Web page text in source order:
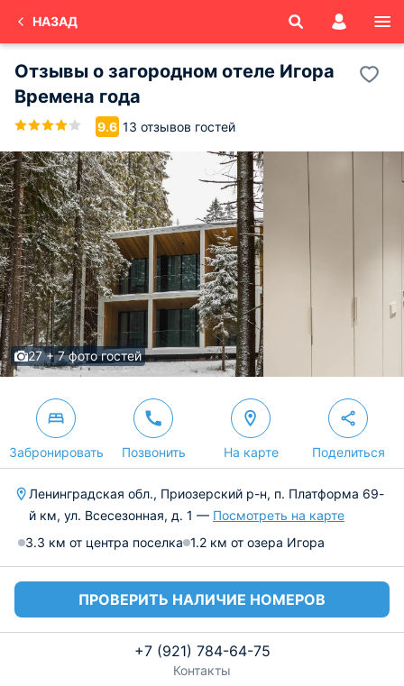
НАЗАД
Отзывы о загородном отеле Игора
Времена года
9.6 13 отзывов гостей
27 + 7 фото гостей
Забронировать Позвонить На карте Поделиться
Ленинградская обл., Приозерский р-н, п. Платформа 69-
й км, ул. Всесезонная, д. 1 — Посмотреть на карте
3.3 км от центра поселка 1.2 км от озера Игора
ПРОВЕРИТЬ НАЛИЧИЕ НОМЕРОВ
+7 (921) 784-64-75
Контакты